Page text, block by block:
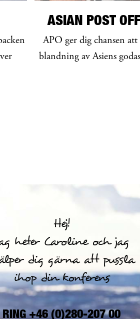
ASIAN POST
APO ger dig chansen att
blandning av Asiens
Hej!
heter Caroline och jag
dig gärna att pussla
ihop din konferens
RING +46 (0)280-207 00